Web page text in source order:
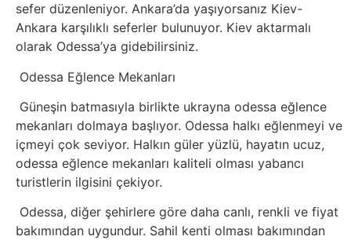
Diğer
Sosyal
Medyalar
Din
Dokümanlar
Domain
sefer düzenleniyor. Ankara’da yaşıyorsanız Kiev-
Ankara karşılıklı seferler bulunuyor. Kiev aktarmalı
olarak Odessa’ya gidebilirsiniz.
Odessa Eğlence Mekanları
Güneşin batmasıyla birlikte ukrayna odessa eğlence
mekanları dolmaya başlıyor. Odessa halkı eğlenmeyi ve
içmeyi çok seviyor. Halkın güler yüzlü, hayatın ucuz,
odessa eğlence mekanları kaliteli olması yabancı
turistlerin ilgisini çekiyor.
Odessa, diğer şehirlere göre daha canlı, renkli ve fiyat
bakımından uygundur. Sahil kenti olması bakımından